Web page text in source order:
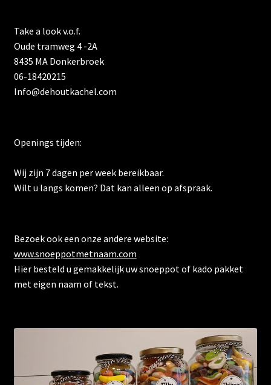
Take a look v.o.f.
Oude tramweg 4 -2A
8435 MA Donkerbroek
06-18420215
Info@dehoutkachel.com
Openings tijden:
Wij zijn 7 dagen per week bereikbaar.
Wilt u langs komen? Dat kan alleen op afspraak.
Bezoek ook een onze andere website:
www.snoeppotmetnaam.com
Hier besteld u gemakkelijk uw snoeppot of kado pakket
met eigen naam of tekst.